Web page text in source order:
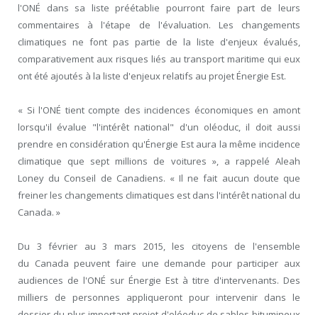
l'ONÉ dans sa liste préétablie pourront faire part de leurs
commentaires à l'étape de l'évaluation. Les changements
climatiques ne font pas partie de la liste d'enjeux évalués,
comparativement aux risques liés au transport maritime qui eux
ont été ajoutés à la liste d'enjeux relatifs au projet Énergie Est.
« Si l'ONÉ tient compte des incidences économiques en amont
lorsqu'il évalue "l'intérêt national" d'un oléoduc, il doit aussi
prendre en considération qu'Énergie Est aura la même incidence
climatique que sept millions de voitures », a rappelé Aleah
Loney du Conseil de Canadiens. « Il ne fait aucun doute que
freiner les changements climatiques est dans l'intérêt national du
Canada. »
Du 3 février au 3 mars 2015, les citoyens de l'ensemble
du Canada peuvent faire une demande pour participer aux
audiences de l'ONÉ sur Énergie Est à titre d'intervenants. Des
milliers de personnes appliqueront pour intervenir dans le